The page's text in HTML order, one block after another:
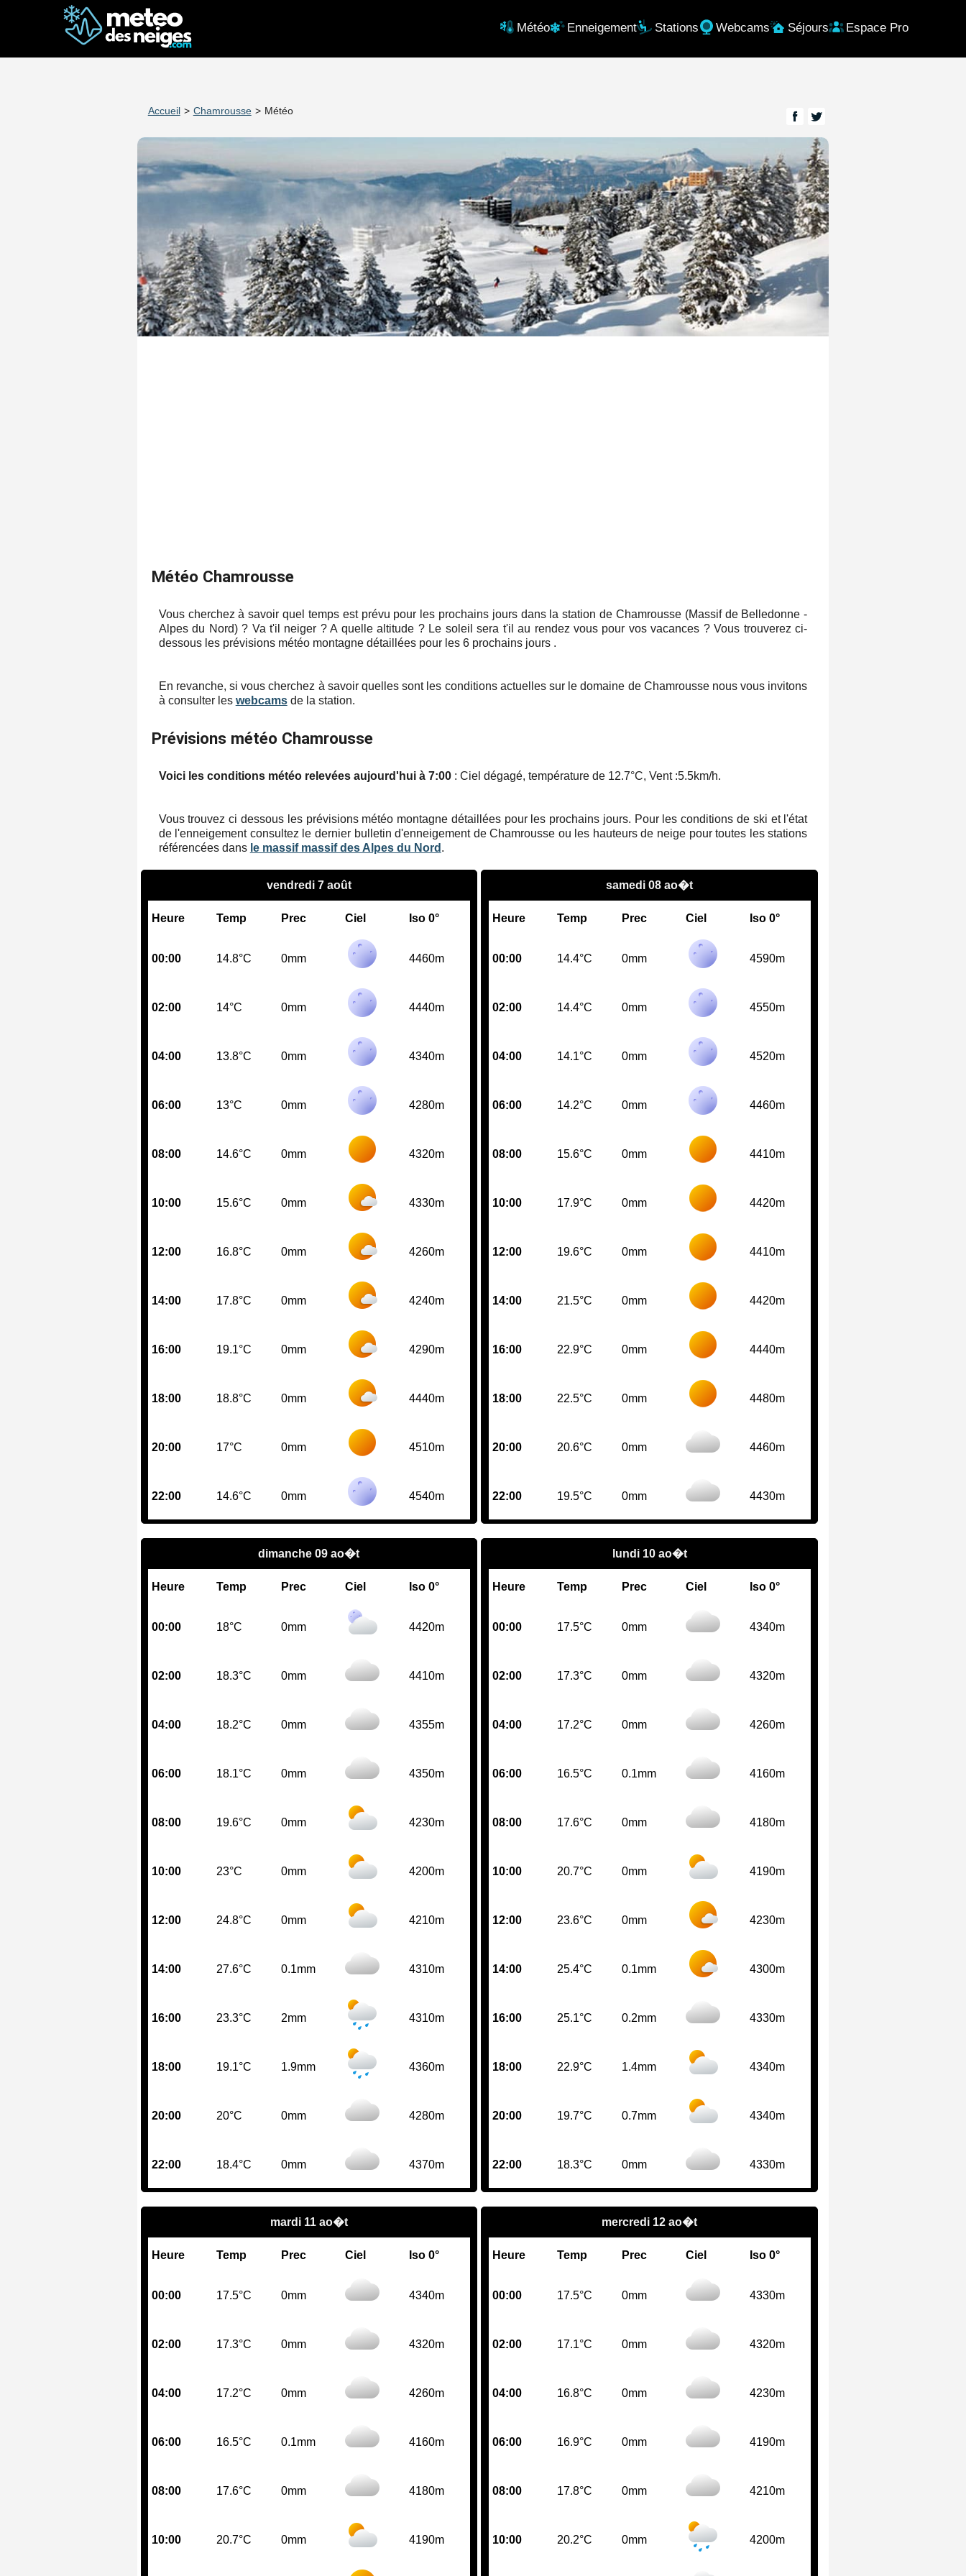
Météo Enneigement Stations Webcams Séjours Espace Pro
Accueil > Chamrousse > Météo
Météo Chamrousse
Vous cherchez à savoir quel temps est prévu pour les prochains jours dans la station de Chamrousse (Massif de Belledonne -
Alpes du Nord) ? Va t'il neiger ? A quelle altitude ? Le soleil sera t'il au rendez vous pour vos vacances ? Vous trouverez ci-
dessous les prévisions météo montagne détaillées pour les 6 prochains jours .
En revanche, si vous cherchez à savoir quelles sont les conditions actuelles sur le domaine de Chamrousse nous vous invitons
à consulter les webcamsde la station.
Prévisions météo Chamrousse
Voici les conditions météo relevées aujourd'hui à 7:00: Ciel dégagé, température de 12.7°C, Vent :5.5km/h.
Vous trouvez ci dessous les prévisions météo montagne détaillées pour les prochains jours. Pour les conditions de ski et l'état
de l'enneigement consultez le dernier bulletin d'enneigement de Chamrousse ou les hauteurs de neige pour toutes les stations
référencées dans le massif massif des Alpes du Nord .
vendredi 7 août
Heure Temp Prec Ciel Iso 0°
00:00 14.8°C 0mm 4460m
02:00 14°C 0mm 4440m
04:00 13.8°C 0mm 4340m
06:00 13°C 0mm 4280m
08:00 14.6°C 0mm 4320m
10:00 15.6°C 0mm 4330m
12:00 16.8°C 0mm 4260m
14:00 17.8°C 0mm 4240m
16:00 19.1°C 0mm 4290m
18:00 18.8°C 0mm 4440m
20:00 17°C 0mm 4510m
22:00 14.6°C 0mm 4540m
samedi 08 ao�t
Heure Temp Prec Ciel Iso 0°
00:00 14.4°C 0mm 4590m
02:00 14.4°C 0mm 4550m
04:00 14.1°C 0mm 4520m
06:00 14.2°C 0mm 4460m
08:00 15.6°C 0mm 4410m
10:00 17.9°C 0mm 4420m
12:00 19.6°C 0mm 4410m
14:00 21.5°C 0mm 4420m
16:00 22.9°C 0mm 4440m
18:00 22.5°C 0mm 4480m
20:00 20.6°C 0mm 4460m
22:00 19.5°C 0mm 4430m
dimanche 09 ao�t
Heure Temp Prec Ciel Iso 0°
00:00 18°C 0mm 4420m
02:00 18.3°C 0mm 4410m
04:00 18.2°C 0mm 4355m
06:00 18.1°C 0mm 4350m
08:00 19.6°C 0mm 4230m
10:00 23°C 0mm 4200m
12:00 24.8°C 0mm 4210m
14:00 27.6°C 0.1mm 4310m
16:00 23.3°C 2mm 4310m
18:00 19.1°C 1.9mm 4360m
20:00 20°C 0mm 4280m
22:00 18.4°C 0mm 4370m
lundi 10 ao�t
Heure Temp Prec Ciel Iso 0°
00:00 17.5°C 0mm 4340m
02:00 17.3°C 0mm 4320m
04:00 17.2°C 0mm 4260m
06:00 16.5°C 0.1mm 4160m
08:00 17.6°C 0mm 4180m
10:00 20.7°C 0mm 4190m
12:00 23.6°C 0mm 4230m
14:00 25.4°C 0.1mm 4300m
16:00 25.1°C 0.2mm 4330m
18:00 22.9°C 1.4mm 4340m
20:00 19.7°C 0.7mm 4340m
22:00 18.3°C 0mm 4330m
mardi 11 ao�t
Heure Temp Prec Ciel Iso 0°
00:00 17.5°C 0mm 4340m
02:00 17.3°C 0mm 4320m
04:00 17.2°C 0mm 4260m
06:00 16.5°C 0.1mm 4160m
08:00 17.6°C 0mm 4180m
10:00 20.7°C 0mm 4190m
mercredi 12 ao�t
Heure Temp Prec Ciel Iso 0°
00:00 17.5°C 0mm 4330m
02:00 17.1°C 0mm 4320m
04:00 16.8°C 0mm 4230m
06:00 16.9°C 0mm 4190m
08:00 17.8°C 0mm 4210m
10:00 20.2°C 0mm 4200m